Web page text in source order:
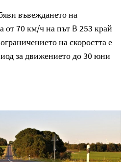
въвеждането на
от 70 км/ч на път B 253 край
на скоростта е
за движението до 30 юни